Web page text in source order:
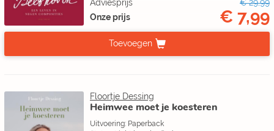
Adviesprijs
€ 29,99
Onze prijs
€ 7,99
Toevoegen
Floortje Dessing
Heimwee moet je koesteren
Uitvoering: Paperback